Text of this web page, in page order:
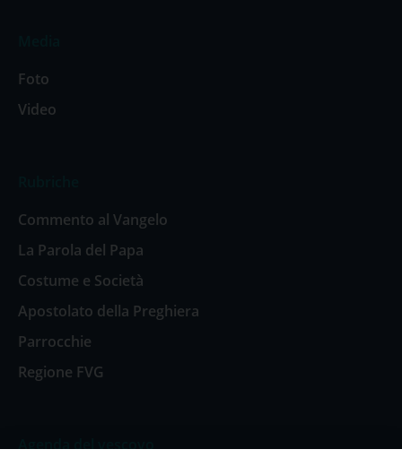
Foto
Video
Commento al Vangelo
La Parola del Papa
Costume e Società
Apostolato della Preghiera
Parrocchie
Regione FVG
Agenda del vescovo